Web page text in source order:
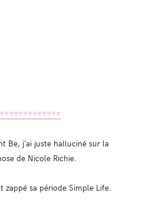
♥♥♥♥♥♥♥♥♥♥♥♥
Be, j’ai juste halluciné sur la
de Nicole Richie.
zappé sa période Simple Life.